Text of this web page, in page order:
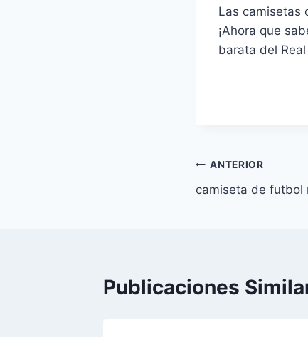
Las camisetas
¡Ahora que
barata del
Navegación
de
ANTERIOR
camiseta de futbol
Publicaciones